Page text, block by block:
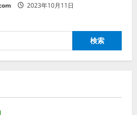
2023年10月11日